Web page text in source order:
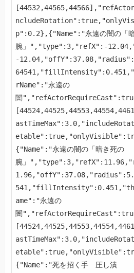
p":0.2},{"Name":"永遠の闇の「
腕」","type":3,"refX":-
-
rName":"永遠の
闇
{"Name":"永遠の闇の「暗き死の
腕」
ame":"永遠の
闇
{"Name":"死を招く手　圧し潰